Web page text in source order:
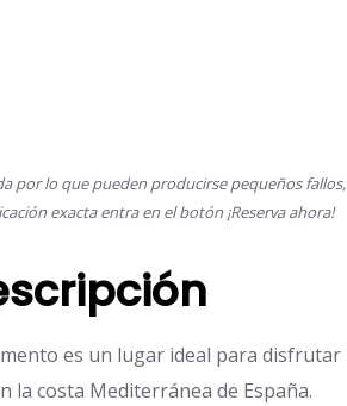
por lo que pueden producirse pequeños fallos,
exacta entra en el botón ¡Reserva ahora!
es un lugar ideal para disfrutar
la costa Mediterránea de España.